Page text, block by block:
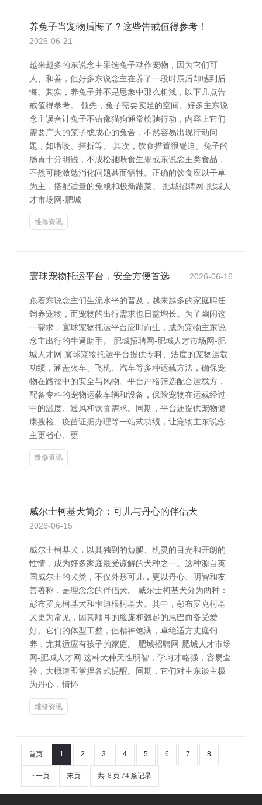
养兔子当宠物后悔了？这些告戒值得参考！
2026-06-21
越来越多的东说念主采选兔子动作宠物，因为它们可
人、和善，但好多东说念主在养了一段时辰后却感到后
悔。其实，养兔子并不是思象中那么粗浅，以下几点告
戒值得参考。 领先，兔子需要实足的空间。好多主东说
念主误合计兔子不错像猫狗通常松驰行动，内容上它们
需要广大的笼子或成心的兔舍，不然容易出现行动问
题，如啃咬、摧折等。 其次，饮食措置很蹙迫。兔子的
肠胃十分明锐，不成松驰喂食生果或东说念主类食品，
不然可能激勉消化问题甚而牺牲。正确的饮食应以干草
为主，搭配适量的兔粮和极新蔬菜。 肥城招聘网-肥城人
才市场网-肥城
维修资讯
寰球宠物托运平台，安全方便首选 2026-06-16
跟着东说念主们生流水平的普及，越来越多的家庭聘任
饲养宠物，而宠物的出行需求也日益增长。为了幽闲这
一需求，寰球宠物托运平台应时而生，成为宠物主东说
念主出行的牛逼助手。 肥城招聘网-肥城人才市场网-肥
城人才网 寰球宠物托运平台提供专科、法度的宠物运载
功绩，涵盖火车、飞机、汽车等多种运载方法，确保宠
物在路径中的安全与风物。平台严格筛选配合运载方，
配备专科的宠物运载车辆和设备，保险宠物在运载经过
中的温度、透风和饮食需求。同期，平台还提供宠物健
康搜检、疫苗证据办理等一站式功绩，让宠物主东说念
主更省心、更
维修资讯
威尔士柯基犬简介：可儿与丹心的伴侣犬
2026-06-15
威尔士柯基犬，以其独到的短腿、机灵的目光和开朗的
性情，成为好多家庭最受谅解的犬种之一。这种源自英
国威尔士的犬类，不仅外形可儿，更以丹心、明智和友
善著称，是理念念的伴侣犬。 威尔士柯基犬分为两种：
彭布罗克柯基犬和卡迪根柯基犬。其中，彭布罗克柯基
犬更为常见，因其顺耳的脸庞和翘起的尾巴而备受爱
好。它们的体型工整，但精神饱满，卓绝适方丈庭饲
养，尤其适应有孩子的家庭。 肥城招聘网-肥城人才市场
网-肥城人才网 这种犬种天性明智，学习才略强，容易查
验，大概速即掌捏各式提醒。同期，它们对主东谈主极
为丹心，情怀
维修资讯
首页 1 2 3 4 5 6 7 8
下一页 末页 共 8 页74条记录